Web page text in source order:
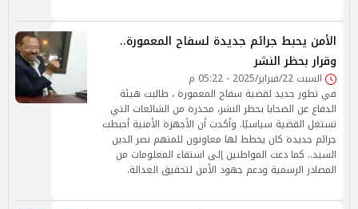
الأمن يحبط جرائم جديدة لسفاح المعمورة..
وقرار بحظر النشر
السبت 22/فبراير/2025 - 05:22 م
في تطور جديد لقضية سفاح المعمورة ، طالبت هيئة
الدفاع عن الضحايا بحظر النشر، محذرة من الشائعات التي
تستغل القضية سياسيًا. وأكدت أن الأجهزة الأمنية أحبطت
جرائم جديدة كان يخطط لها معاونون للمتهم نصر الدين
السيد.. كما دعت المواطنين إلى استقاء المعلومات من
المصادر الرسمية ودعم جهود الأمن لتحقيق العدالة.